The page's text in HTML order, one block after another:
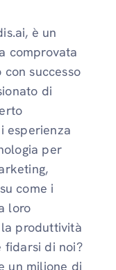
è un
comprovata
successo
di
esperienza
per
come i
loro
produttività
fidarsi di noi?
un milione di